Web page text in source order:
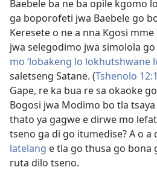
Baebele ba ne ba opile kgomo
ga boporofeti jwa Baebele go
Keresete o ne a nna Kgosi
jwa selegodimo jwa simolola go
mo ‘lobakeng lo lokhutshwane
saletseng Satane. (Tshenolo
Gape, re ka bua re sa okaoke
Bogosi jwa Modimo bo tla
thato ya gagwe e dirwe mo
tseno ga di go itumedise? A o a
latelang e tla go thusa go bona
ruta dilo tseno.